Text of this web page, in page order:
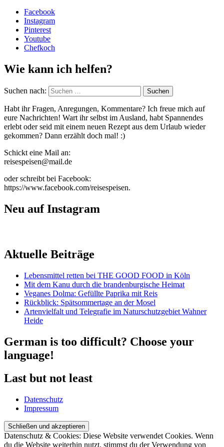
Facebook
Instagram
Pinterest
Youtube
Chefkoch
Wie kann ich helfen?
Suchen nach:
Habt ihr Fragen, Anregungen, Kommentare? Ich freue mich auf
eure Nachrichten! Wart ihr selbst im Ausland, habt Spannendes
erlebt oder seid mit einem neuen Rezept aus dem Urlaub wieder
gekommen? Dann erzählt doch mal! :)
Schickt eine Mail an:
reisespeisen@mail.de
oder schreibt bei Facebook:
https://www.facebook.com/reisespeisen.
Neu auf Instagram
Aktuelle Beiträge
Lebensmittel retten bei THE GOOD FOOD in Köln
Mit dem Kanu durch die brandenburgische Heimat
Veganes Dolma: Gefüllte Paprika mit Reis
Rückblick: Spätsommertage an der Mosel
Artenvielfalt und Telegrafie im Naturschutzgebiet Wahner
Heide
German is too difficult? Choose your
language!
Last but not least
Datenschutz
Impressum
Datenschutz & Cookies: Diese Website verwendet Cookies. Wenn
du die Website weiterhin nutzt, stimmst du der Verwendung von